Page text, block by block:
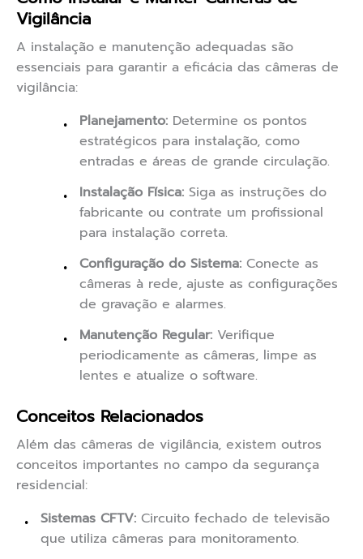
Vigilância
A instalação e manutenção adequadas são
essenciais para garantir a eficácia das câmeras de
vigilância:
Planejamento: Determine os pontos
estratégicos para instalação, como
entradas e áreas de grande circulação.
Instalação Física: Siga as instruções do
fabricante ou contrate um profissional
para instalação correta.
Configuração do Sistema: Conecte as
câmeras à rede, ajuste as configurações
de gravação e alarmes.
Manutenção Regular: Verifique
periodicamente as câmeras, limpe as
lentes e atualize o software.
Conceitos Relacionados
Além das câmeras de vigilância, existem outros
conceitos importantes no campo da segurança
residencial:
Sistemas CFTV: Circuito fechado de televisão
que utiliza câmeras para monitoramento.